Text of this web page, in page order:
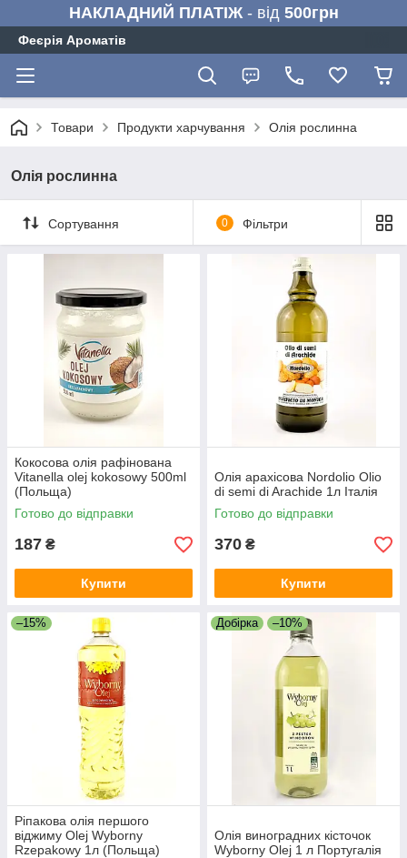
НАКЛАДНИЙ ПЛАТІЖ- від 500грн
Феєрія Ароматів
Товари Продукти харчування Олія рослинна
Олія рослинна
Сортування 0 Фільтри
Кокосова олія рафінована
Vitanella olej kokosowy 500ml
(Польща)
Готово до відправки
187 ₴
Купити
Олія арахісова Nordolio Olio
di semi di Arachide 1л Італія
Готово до відправки
370 ₴
Купити
–15%
Ріпакова олія першого
віджиму Olej Wyborny
Rzepakowy 1л (Польща)
Добірка –10%
Олія виноградних кісточок
Wyborny Olej 1 л Португалія